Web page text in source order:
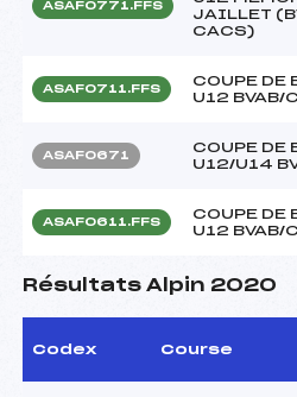
ASAF0771.FFS
JAILLET
CACS)
ASAF0711.FFS
COUPE DE
U12 BVAB/
ASAF0671
COUPE DE
U12/U14
ASAF0611.FFS
COUPE DE
U12 BVAB/
Résultats Alpin 2020
Codex Course